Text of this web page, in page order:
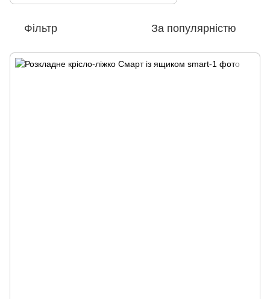
Фільтр За популярністю